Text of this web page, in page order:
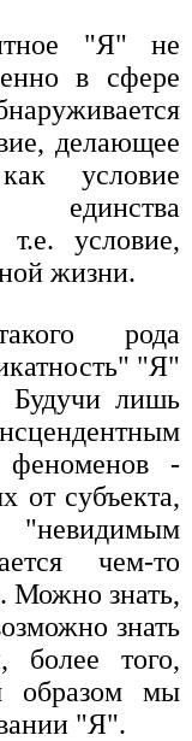
"Я" не
в сфере
делающее
условие
единства
условие,
жизни.
рода
"Я"
Будучи лишь
феноменов -
от субъекта,
"невидимым
чем-то
Можно знать,
знать
того,
образом мы
"Я".